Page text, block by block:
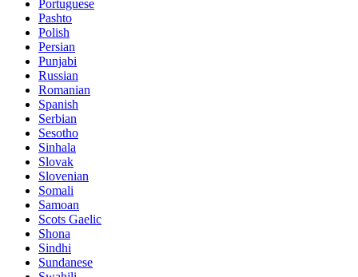
Portuguese
Pashto
Polish
Persian
Punjabi
Russian
Romanian
Spanish
Serbian
Sesotho
Sinhala
Slovak
Slovenian
Somali
Samoan
Scots Gaelic
Shona
Sindhi
Sundanese